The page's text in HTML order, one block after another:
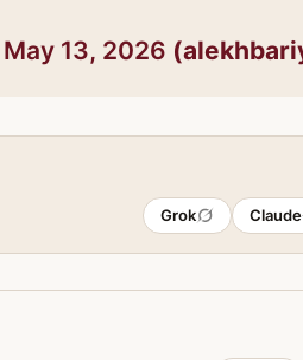
May 13, 2026
Claude
Grok